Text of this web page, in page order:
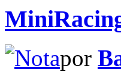
por